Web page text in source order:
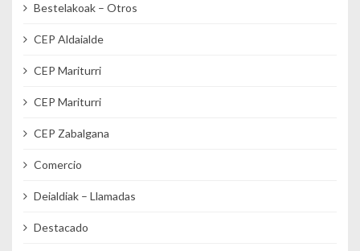
Bestelakoak – Otros
CEP Aldaialde
CEP Mariturri
CEP Mariturri
CEP Zabalgana
Comercio
Deialdiak – Llamadas
Destacado